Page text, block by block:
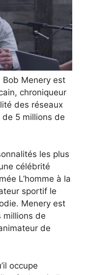
Bob Menery est
chroniqueur
des réseaux
5 millions de
les plus
célébrité
L’homme à la
sportif le
Menery est
millions de
de
occupe